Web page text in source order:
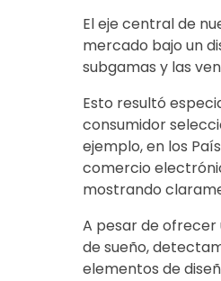
El eje central de
mercado bajo un
subgamas y las
Esto resultó
consumidor
ejemplo, en los
comercio
mostrando
A pesar de
de sueño,
elementos de